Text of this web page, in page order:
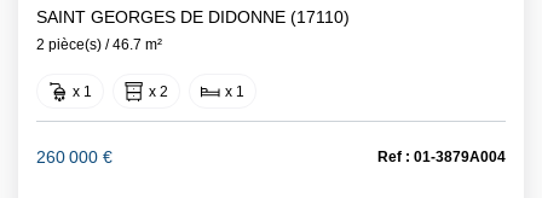
SAINT GEORGES DE DIDONNE (17110)
2 pièce(s) / 46.7 m²
x 1 x 2 x 1
260 000 € Ref : 01-3879A004